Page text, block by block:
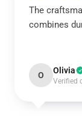
The
combines
O Olivia
Verified